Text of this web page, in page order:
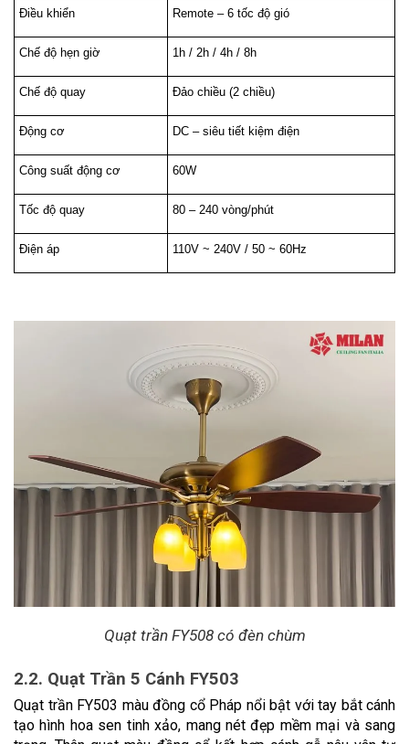
Điều khiển Remote – 6 tốc độ gió
Chế độ hẹn giờ 1h / 2h / 4h / 8h
Chế độ quay Đảo chiều (2 chiều)
Động cơ DC – siêu tiết kiệm điện
Công suất động cơ 60W
Tốc độ quay 80 – 240 vòng/phút
Điện áp 110V ~ 240V / 50 ~ 60Hz
Quạt trần FY508 có đèn chùm
2.2. Quạt Trần 5 Cánh FY503
Quạt trần FY503 màu đồng cổ Pháp nổi bật với tay bắt cánh
tạo hình hoa sen tinh xảo, mang nét đẹp mềm mại và sang